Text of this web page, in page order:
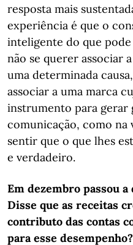
resposta mais
experiência é que o
inteligente do que
não se querer associar
uma determinada
associar a uma marca
instrumento para gerar
comunicação, como na
sentir que o que lhes
e verdadeiro.
Em dezembro passou a
Disse que as receitas
contributo das contas
para esse desempenho?